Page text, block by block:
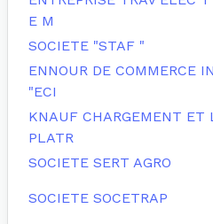
E M
SOCIETE "STAF "
ENNOUR DE COMMERCE
"ECI
KNAUF CHARGEMENT ET
PLATR
SOCIETE SERT AGRO
SOCIETE SOCETRAP